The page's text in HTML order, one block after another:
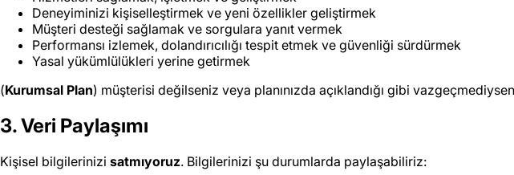
Deneyiminizi kişiselleştirmek ve yeni özellikler geliştirmek
Müşteri desteği sağlamak ve sorgulara yanıt vermek
Performansı izlemek, dolandırıcılığı tespit etmek ve güvenliği sürdürmek
Yasal yükümlülükleri yerine getirmek
(Kurumsal Plan) müşterisi değilseniz veya planınızda açıklandığı gibi
3. Veri Paylaşımı
Kişisel bilgilerinizi satmıyoruz. Bilgilerinizi şu durumlarda paylaşabiliriz: